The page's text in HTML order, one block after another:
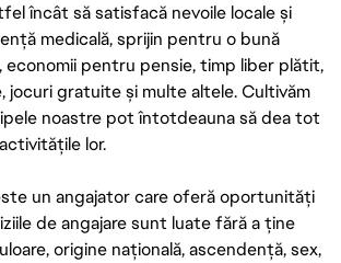
încât să satisfacă nevoile locale și
medicală, sprijin pentru o bună
economii pentru pensie, timp liber plătit,
jocuri gratuite și multe altele. Cultivăm
noastre pot întotdeauna să dea tot
lor.
un angajator care oferă oportunități
de angajare sunt luate fără a ține
origine națională, ascendență, sex,